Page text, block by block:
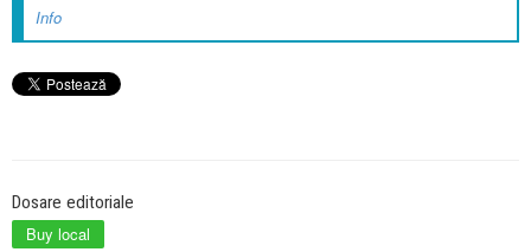
Info
Dosare editoriale
Buy local